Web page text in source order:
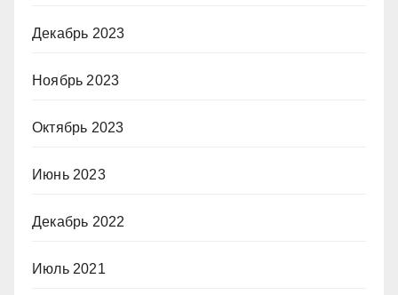
Декабрь 2023
Ноябрь 2023
Октябрь 2023
Июнь 2023
Декабрь 2022
Июль 2021